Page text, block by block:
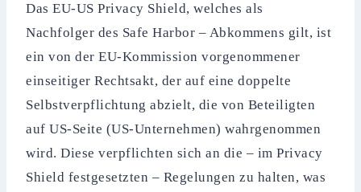
Das EU-US Privacy Shield, welches als
Nachfolger des Safe Harbor – Abkommens gilt, ist
ein von der EU-Kommission vorgenommener
einseitiger Rechtsakt, der auf eine doppelte
Selbstverpflichtung abzielt, die von Beteiligten
auf US-Seite (US-Unternehmen) wahrgenommen
wird. Diese verpflichten sich an die – im Privacy
Shield festgesetzten – Regelungen zu halten, was